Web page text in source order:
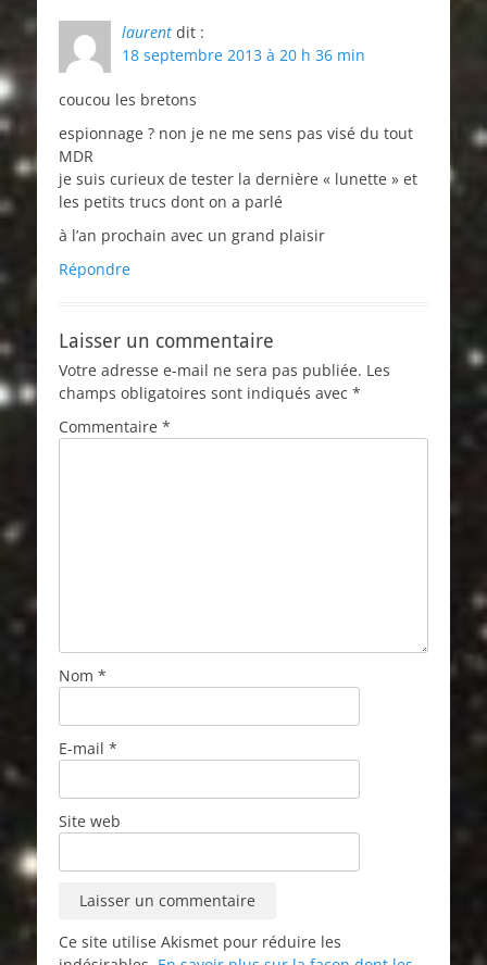
laurent dit :
18 septembre 2013 à 20 h 36 min
coucou les bretons
espionnage ? non je ne me sens pas visé du tout
MDR
je suis curieux de tester la dernière « lunette » et
les petits trucs dont on a parlé
à l’an prochain avec un grand plaisir
Répondre
Laisser un commentaire
Votre adresse e-mail ne sera pas publiée. Les
champs obligatoires sont indiqués avec *
Commentaire *
Nom *
E-mail *
Site web
Ce site utilise Akismet pour réduire les